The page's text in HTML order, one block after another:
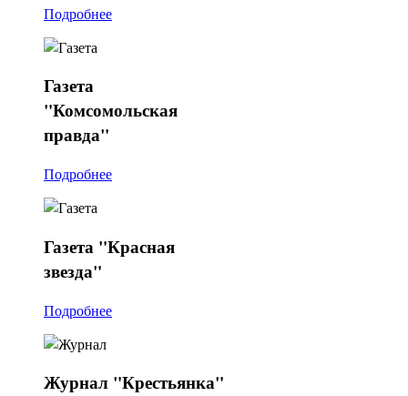
Подробнее
Газета
"Комсомольская
правда"
Подробнее
Газета "Красная
звезда"
Подробнее
Журнал "Крестьянка"